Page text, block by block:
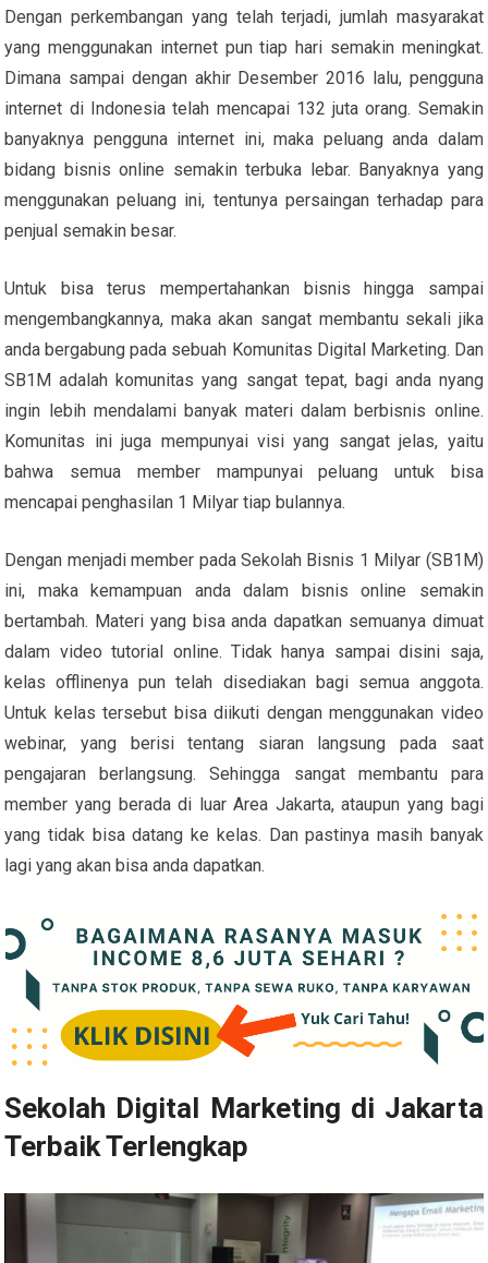
Dengan perkembangan yang telah terjadi, jumlah masyarakat
yang menggunakan internet pun tiap hari semakin meningkat.
Dimana sampai dengan akhir Desember 2016 lalu, pengguna
internet di Indonesia telah mencapai 132 juta orang. Semakin
banyaknya pengguna internet ini, maka peluang anda dalam
bidang bisnis online semakin terbuka lebar. Banyaknya yang
menggunakan peluang ini, tentunya persaingan terhadap para
penjual semakin besar.
Untuk bisa terus mempertahankan bisnis hingga sampai
mengembangkannya, maka akan sangat membantu sekali jika
anda bergabung pada sebuah Komunitas Digital Marketing. Dan
SB1M adalah komunitas yang sangat tepat, bagi anda nyang
ingin lebih mendalami banyak materi dalam berbisnis online.
Komunitas ini juga mempunyai visi yang sangat jelas, yaitu
bahwa semua member mampunyai peluang untuk bisa
mencapai penghasilan 1 Milyar tiap bulannya.
Dengan menjadi member pada Sekolah Bisnis 1 Milyar (SB1M)
ini, maka kemampuan anda dalam bisnis online semakin
bertambah. Materi yang bisa anda dapatkan semuanya dimuat
dalam video tutorial online. Tidak hanya sampai disini saja,
kelas offlinenya pun telah disediakan bagi semua anggota.
Untuk kelas tersebut bisa diikuti dengan menggunakan video
webinar, yang berisi tentang siaran langsung pada saat
pengajaran berlangsung. Sehingga sangat membantu para
member yang berada di luar Area Jakarta, ataupun yang bagi
yang tidak bisa datang ke kelas. Dan pastinya masih banyak
lagi yang akan bisa anda dapatkan.
Sekolah Digital Marketing di Jakarta
Terbaik Terlengkap